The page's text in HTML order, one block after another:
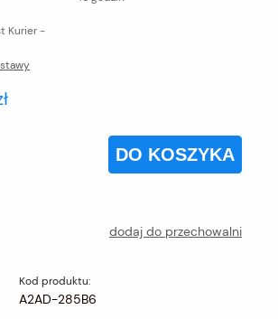
Kurier -
ewentualnych kosztów płatności
DO KOSZYKA
dodaj do przechowalni
Kod produktu:
A2AD-285B6